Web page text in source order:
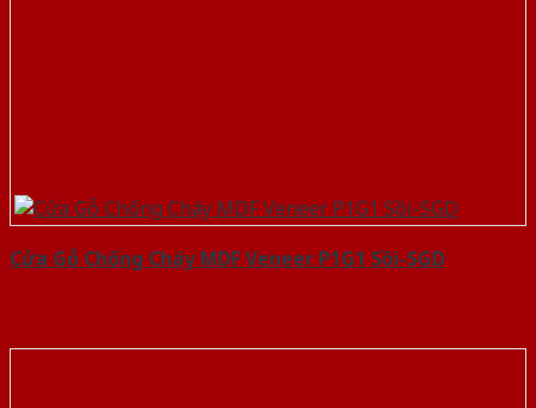
Cửa Gỗ Chống Cháy MDF Veneer P1G1 Sồi-SGD